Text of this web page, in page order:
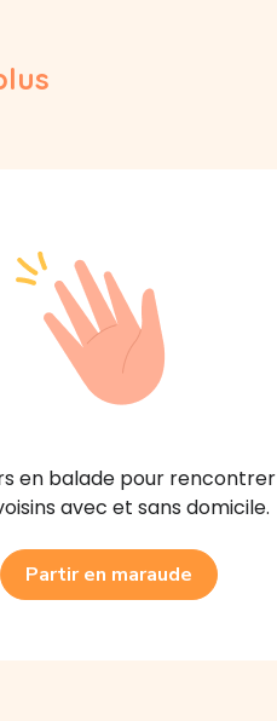
en balade pour rencontrer
avec et sans domicile.
Partir en maraude